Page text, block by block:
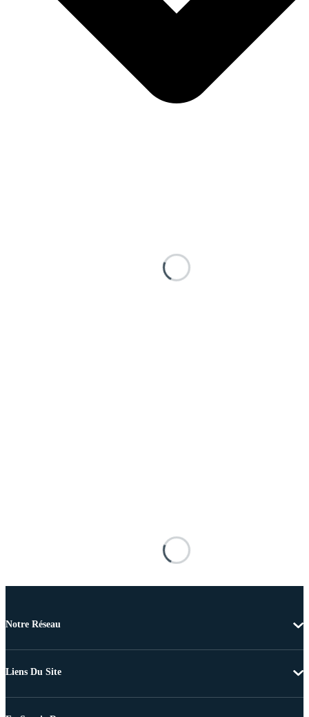
Notre Réseau
Liens Du Site